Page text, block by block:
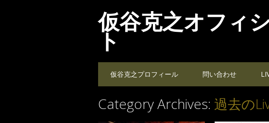
仮谷克之オフィ
ト
Main menu
仮谷克之プロフィール 問い合わせ
Category Archives: 過去の